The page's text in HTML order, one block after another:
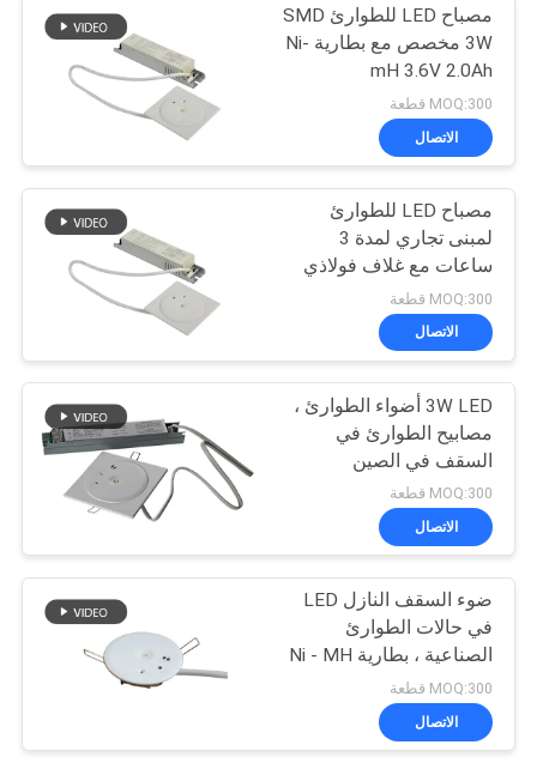
ضوء سبوت LED
للطوارئ
20
أضواء طوارئ الاختبار
الذاتي
12
مصابيح طوارئ ذات
بقعة مزدوجة
52
مصباح LED للطوارئ SMD
3W مخصص مع بطارية Ni-
mH 3.6V 2.0Ah
MOQ:300 قطعة
الاتصال
مصباح LED للطوارئ
لمبنى تجاري لمدة 3
ساعات مع غلاف فولاذي
مجلفن كهربائي
MOQ:300 قطعة
الاتصال
3W LED أضواء الطوارئ ،
مصابيح الطوارئ في
السقف في الصين
MOQ:300 قطعة
الاتصال
ضوء السقف النازل LED
في حالات الطوارئ
الصناعية ، بطارية Ni - MH
بالطاقة
MOQ:300 قطعة
الاتصال